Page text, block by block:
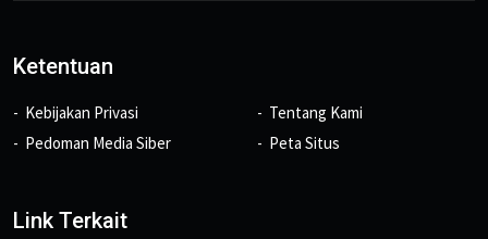
Ketentuan
Kebijakan Privasi
Pedoman Media Siber
Tentang Kami
Peta Situs
Link Terkait